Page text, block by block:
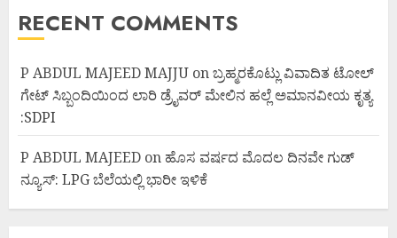
RECENT COMMENTS
P ABDUL MAJEED MAJJU onಬ್ರಹ್ಮರಕೊಟ್ಲು ವಿವಾದಿತ ಟೋಲ್
ಗೇಟ್ ಸಿಬ್ಬಂದಿಯಿಂದ ಲಾರಿ ಡ್ರೈವರ್ ಮೇಲಿನ ಹಲ್ಲೆ ಅಮಾನವೀಯ ಕೃತ್ಯ
:SDPI
P ABDUL MAJEED on ಹೊಸ ವರ್ಷದ ಮೊದಲ ದಿನವೇ ಗುಡ್
ನ್ಯೂಸ್: LPG ಬೆಲೆಯಲ್ಲಿ ಭಾರೀ ಇಳಿಕೆ